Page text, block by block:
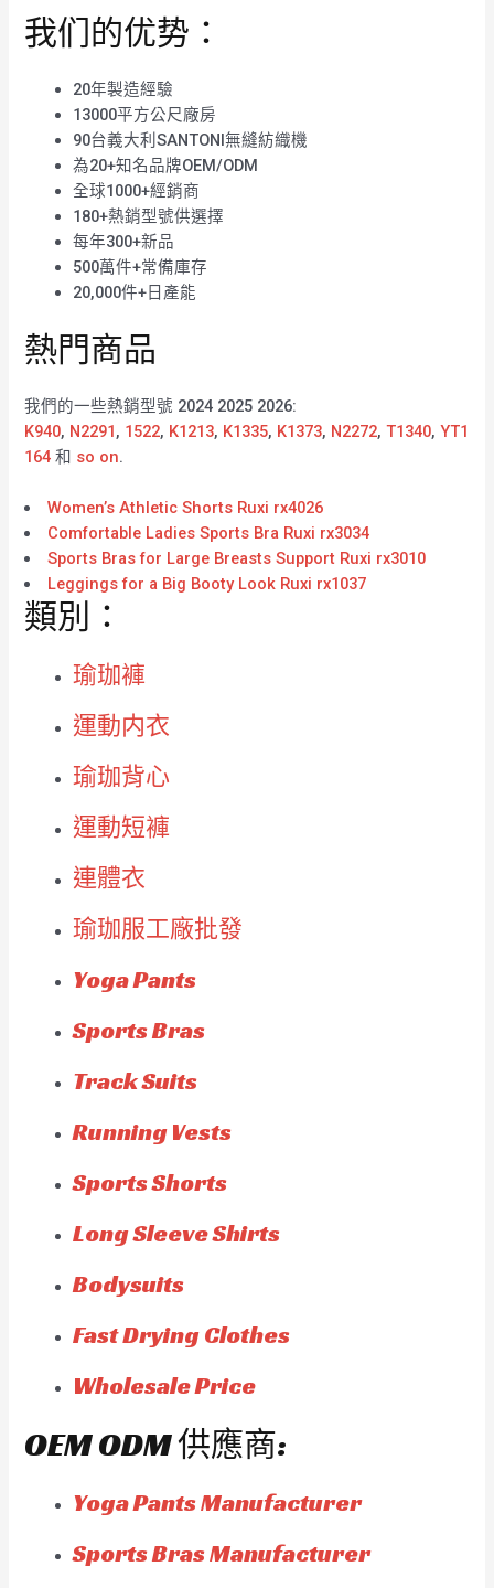
我们的优势：
20年製造經驗
13000平方公尺廠房
90台義大利SANTONI無縫紡織機
為20+知名品牌OEM/ODM
全球1000+經銷商
180+熱銷型號供選擇
每年300+新品
500萬件+常備庫存
20,000件+日產能
熱門商品
我們的一些熱銷型號 2024 2025 2026:
K940, N2291, 1522, K1213, K1335, K1373, N2272,T1340,YT1
164 和 so on.
Women’s Athletic Shorts Ruxi rx4026
Comfortable Ladies Sports Bra Ruxi rx3034
Sports Bras for Large Breasts Support Ruxi rx3010
Leggings for a Big Booty Look Ruxi rx1037
類別：
瑜珈褲
運動内衣
瑜珈背心
運動短褲
連體衣
瑜珈服工廠批發
Yoga Pants
Sports Bras
Track Suits
Running Vests
Sports Shorts
Long Sleeve Shirts
Bodysuits
Fast Drying Clothes
Wholesale Price
OEM ODM 供應商:
Yoga Pants Manufacturer
Sports Bras Manufacturer